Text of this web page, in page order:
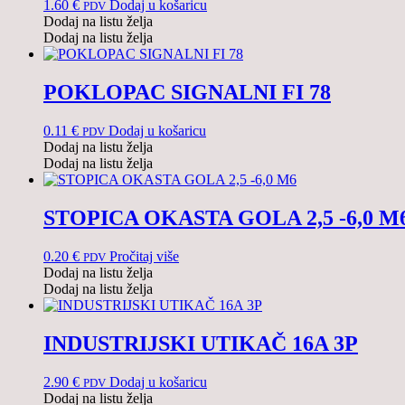
1.60 € PDV Dodaj u košaricu
Dodaj na listu želja
Dodaj na listu želja
POKLOPAC SIGNALNI FI 78
0.11 € PDV Dodaj u košaricu
Dodaj na listu želja
Dodaj na listu želja
STOPICA OKASTA GOLA 2,5 -6,0
0.20 € PDV Pročitaj više
Dodaj na listu želja
Dodaj na listu želja
INDUSTRIJSKI UTIKAČ 16A 3P
2.90 € PDV Dodaj u košaricu
Dodaj na listu želja